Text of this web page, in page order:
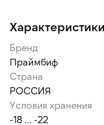
Характеристики
Бренд
Праймбиф
Страна
РОССИЯ
Условия хранения
-18 ... -22